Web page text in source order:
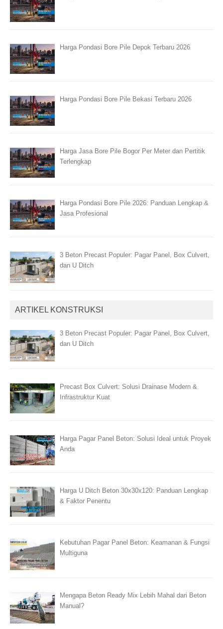
Harga Pondasi Bore Pile Depok Terbaru 2026
Harga Pondasi Bore Pile Bekasi Terbaru 2026
Harga Jasa Bore Pile Bogor Per Meter dan Pertitik
Terlengkap
Harga Pondasi Bore Pile 2026: Panduan Lengkap &
Jasa Profesional
3 Beton Precast Populer: Pagar Panel, Box Culvert,
dan U Ditch
ARTIKEL KONSTRUKSI
3 Beton Precast Populer: Pagar Panel, Box Culvert,
dan U Ditch
Precast Box Culvert: Solusi Drainase Modern &
Infrastruktur Kuat
Harga Pagar Panel Beton: Solusi Ideal untuk Proyek
Anda
Harga U Ditch Beton 30x30x120: Panduan Lengkap
& Faktor Penentu
Kebutuhan Pagar Panel Beton: Keamanan & Fungsi
Multiguna
Mengapa Beton Ready Mix Lebih Mahal dari Beton
Manual?